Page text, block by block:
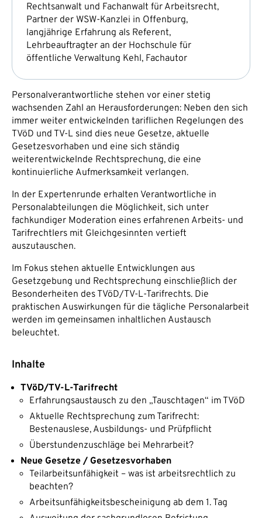
Rechtsanwalt und Fachanwalt für Arbeitsrecht,
Partner der WSW-Kanzlei in Offenburg,
langjährige Erfahrung als Referent,
Lehrbeauftragter an der Hochschule für
öffentliche Verwaltung Kehl, Fachautor
Personalverantwortliche stehen vor einer stetig
wachsenden Zahl an Herausforderungen: Neben den sich
immer weiter entwickelnden tariflichen Regelungen des
TVöD und TV-L sind dies neue Gesetze, aktuelle
Gesetzesvorhaben und eine sich ständig
weiterentwickelnde Rechtsprechung, die eine
kontinuierliche Aufmerksamkeit verlangen.
In der Expertenrunde erhalten Verantwortliche in
Personalabteilungen die Möglichkeit, sich unter
fachkundiger Moderation eines erfahrenen Arbeits- und
Tarifrechtlers mit Gleichgesinnten vertieft
auszutauschen.
Im Fokus stehen aktuelle Entwicklungen aus
Gesetzgebung und Rechtsprechung einschließlich der
Besonderheiten des TVöD/TV-L-Tarifrechts. Die
praktischen Auswirkungen für die tägliche Personalarbeit
werden im gemeinsamen inhaltlichen Austausch
beleuchtet.
Inhalte
TVöD/TV-L-Tarifrecht
Erfahrungsaustausch zu den „Tauschtagen“ im TVöD
Aktuelle Rechtsprechung zum Tarifrecht:
Bestenauslese, Ausbildungs- und Prüfpflicht
Überstundenzuschläge bei Mehrarbeit?
Neue Gesetze / Gesetzesvorhaben
Teilarbeitsunfähigkeit – was ist arbeitsrechtlich zu
beachten?
Arbeitsunfähigkeitsbescheinigung ab dem 1. Tag